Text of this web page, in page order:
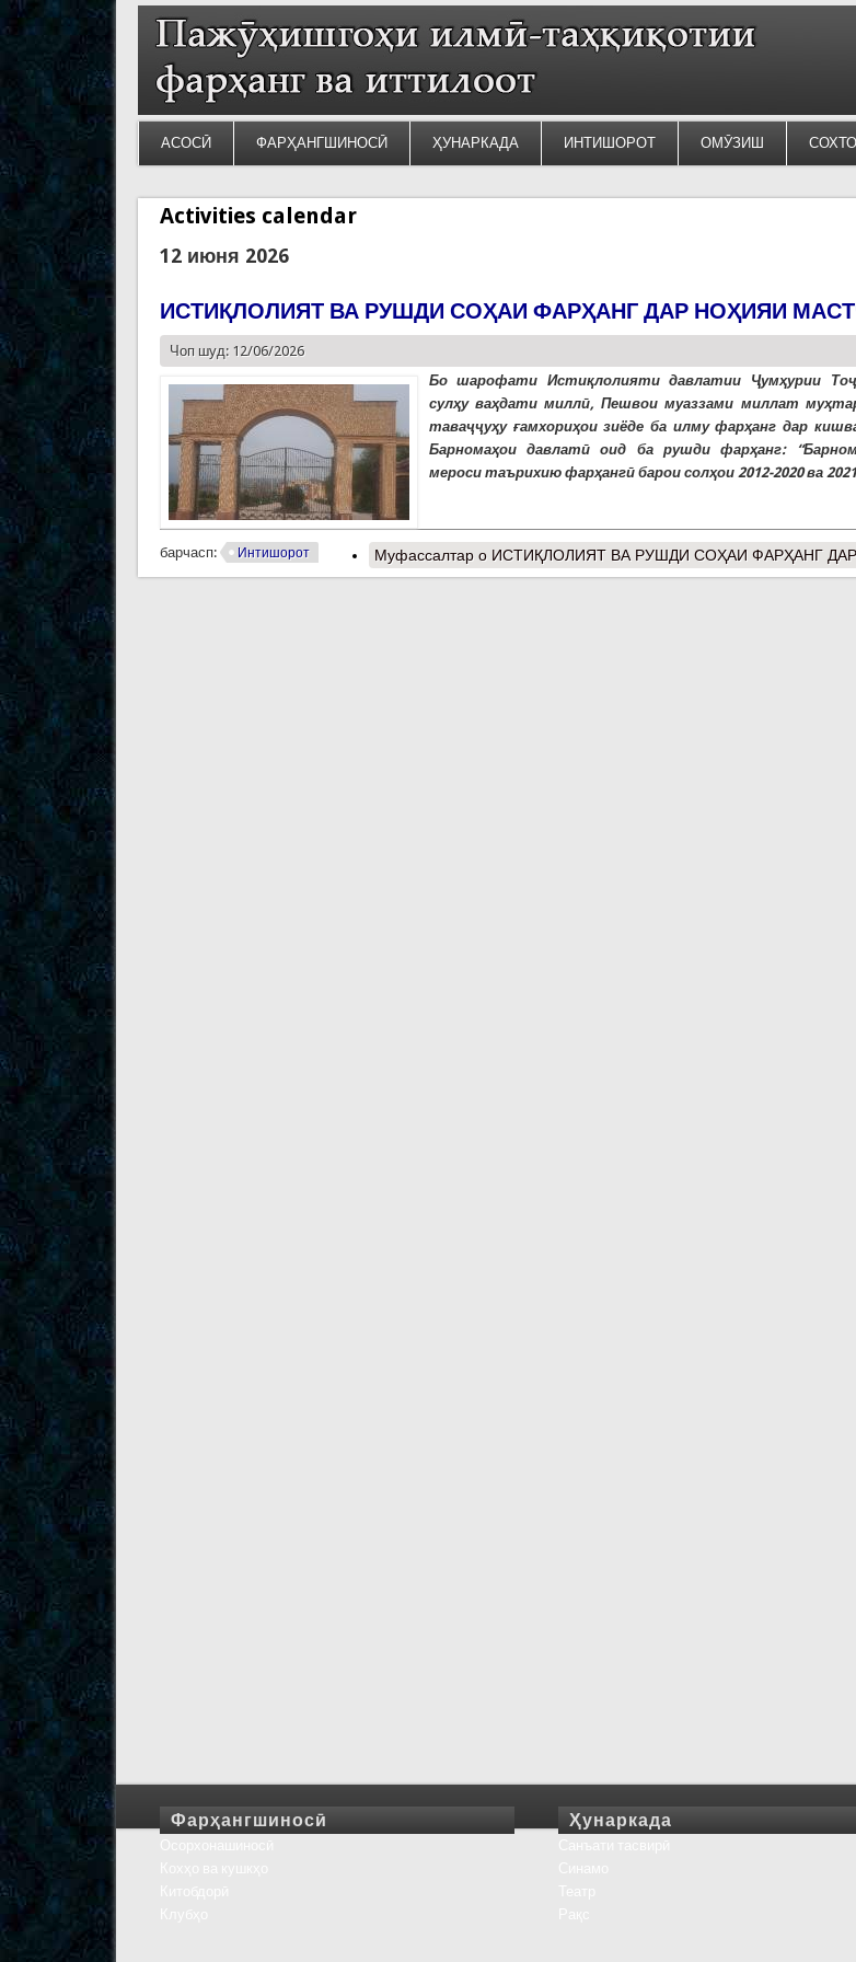
АСОСӢ ФАРҲАНГШИНОСӢ ҲУНАРКАДА ИНТИШОРОТ ОМӮЗИШ
Activities calendar
12 июня 2026
ИСТИҚЛОЛИЯТ ВА РУШДИ СОҲАИ ФАРҲАНГ ДАР НОҲИЯИ
Чоп шуд: 12/06/2026
Бо шарофати Истиқлолияти давлатии Ҷумҳурии
сулҳу ваҳдати миллӣ, Пешвои муаззами миллат
таваҷҷуҳу ғамхориҳои зиёде ба илму фарҳанг дар
Барномаҳои давлатӣ оид ба рушди фарҳанг:
мероси таърихию фарҳангӣ барои солҳои 2012-2020 ва
барчасп: Интишорот Муфассалтар о ИСТИҚЛОЛИЯТ ВА РУШДИ СОҲАИ ФАРҲАНГ
Фарҳангшиносӣ Ҳунаркада